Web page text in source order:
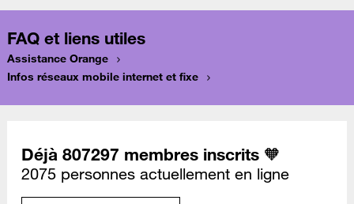
FAQ et liens utiles
Assistance Orange
Infos réseaux mobile internet et fixe
Déjà 807297 membres inscrits 🧡
2075 personnes actuellement en ligne